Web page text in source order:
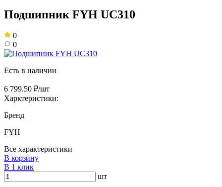
Подшипник FYH UC310
0
0
Есть в наличии
6 799.50 ₽/шт
Харктеристики:
Бренд
FYH
Все характеристики
В корзину
В 1 клик
шт